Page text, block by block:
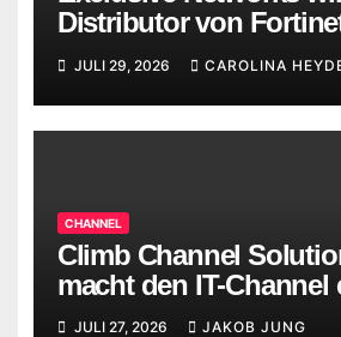
Distributor von
JULI 29, 2026 CAROLINA
CHANNEL
Climb Channel
macht den IT-Channel
ersetzt Menschen aber
JULI 27, 2026 JAKOB JUNG